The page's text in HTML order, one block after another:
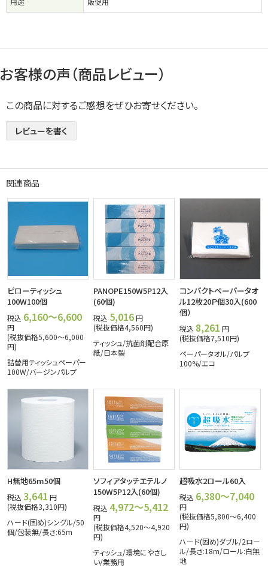
お客様の声（商品レビュー）
この商品に対するご感想をぜひお寄せください。
レビューを書く
関連商品
ピローティッシュ
100W100個
税込 6,160～6,600
円
(税抜価格5,600～6,000
円)
詰替用ティッシュペーパー
100W/バージンパルプ
PANOPE150W5P12入
(60個)
税込 5,016円
(税抜価格4,560円)
ティッシュ/抗菌剤配合原
紙/日本製
コンパクトペーパータオ
ル12枚20Ｐ個30入(600
個）
税込 8,261 円
(税抜価格7,510円)
ペーパータオル/パルプ
100%/エコ
H無地65m50個
税込 3,641 円
(税抜価格3,310円)
ハード(固め)シングル/50
個/包装無/長さ:65m
ソフィアタッチエテルノ
150W5P12入(60個)
税込 4,972～5,412
円
(税抜価格4,520～4,920
円)
ティッシュ/環境にやさし
い/業務用
超吸水2ロール60入
税込 6,380～7,040
円
(税抜価格5,800～6,400
円)
ハード(固め)ダブル/2ロー
ル/長さ:18m/ロール:白無
地